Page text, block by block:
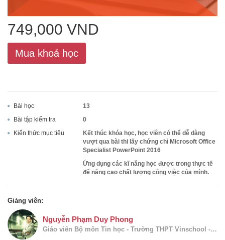
MOS
749,000 VND
Mua khoá học
Bài học
13
Bài tập kiểm tra
0
Kiến thức mục tiêu
Kết thúc khóa học, học viên có thể dễ dàng
vượt qua bài thi lấy chứng chỉ Microsoft Office
Specialist PowerPoint 2016
Ứng dụng các kĩ năng học được trong thực tế
để nâng cao chất lượng công việc của mình.
Giảng viên:
Nguyễn Phạm Duy Phong
Giáo viên Bộ môn Tin học - Trường THPT Vinschool - TimeCity